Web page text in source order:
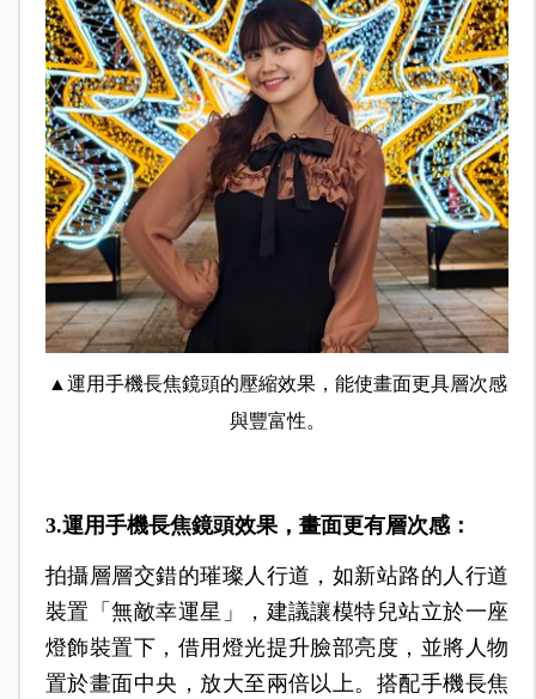
▲運用手機長焦鏡頭的壓縮效果，能使畫面更具層次感
與豐富性。
3.運用手機長焦鏡頭效果，畫面更有層次感：
拍攝層層交錯的璀璨人行道，如新站路的人行道
裝置「無敵幸運星」，建議讓模特兒站立於一座
燈飾裝置下，借用燈光提升臉部亮度，並將人物
置於畫面中央，放大至兩倍以上。搭配手機長焦